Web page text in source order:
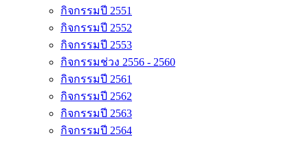
กิจกรรมปี 2551
กิจกรรมปี 2552
กิจกรรมปี 2553
กิจกรรมช่วง 2556 - 2560
กิจกรรมปี 2561
กิจกรรมปี 2562
กิจกรรมปี 2563
กิจกรรมปี 2564